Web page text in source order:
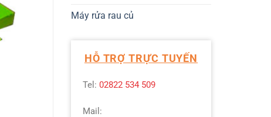
Máy rửa rau củ
HỖ TRỢ TRỰC TUYẾN
Tel: 02822 534 509
Mail: